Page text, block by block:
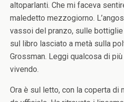
altoparlanti. Che mi faceva
maledetto mezzogiorno.
vassoi del pranzo, sulle
sul libro lasciato a metà sulla
Grossman. Leggi qualcosa di
vivendo.
Ora è sul letto, con la coperta di